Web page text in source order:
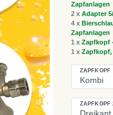
Zapfanlagen
2 x Adapter
4 x
Zapfanlagen
1 x Zapfkopf
1 x Zapfkopf,
ZAPFKOPF
ZAPFKOPF